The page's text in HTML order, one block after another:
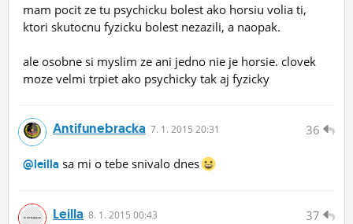
mam pocit ze tu psychicku bolest ako horsiu volia ti,
ktori skutocnu fyzicku bolest nezazili, a naopak.
ale osobne si myslim ze ani jedno nie je horsie. clovek
moze velmi trpiet ako psychicky tak aj fyzicky
36
Antifunebracka 7. 1. 2015 20:31
@leilla sa mi o tebe snivalo dnes
37
Leilla 8. 1. 2015 00:43